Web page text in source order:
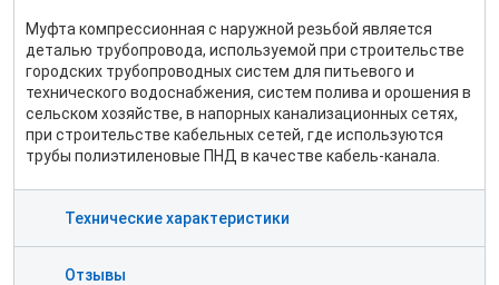
Муфта компрессионная с наружной резьбой является
деталью трубопровода, используемой при строительстве
городских трубопроводных систем для питьевого и
технического водоснабжения, систем полива и орошения в
сельском хозяйстве, в напорных канализационных сетях,
при строительстве кабельных сетей, где используются
трубы полиэтиленовые ПНД в качестве кабель-канала.
Технические характеристики
Отзывы